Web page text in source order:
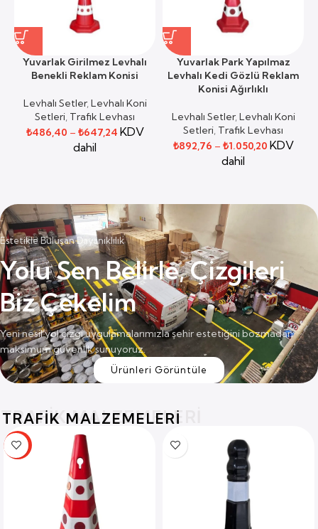
Yuvarlak Girilmez Levhalı
Benekli Reklam Konisi
Levhalı Setler,Levhalı Koni
Setleri, Trafik Levhası
₺486,40 – ₺647,24 KDV
dahil
Yuvarlak Park Yapılmaz
Levhalı Kedi Gözlü Reklam
Konisi Ağırlıklı
Levhalı Setler,Levhalı Koni
Setleri, Trafik Levhası
₺892,76 – ₺1.050,20 KDV
dahil
Estetikle Buluşan Dayanıklılık
Yolu Sen Belirle, Çizgileri
Biz Çekelim
Yeni nesil yol çizgi uygulamalarımızla şehir estetiğini bozmadan
maksimum güvenlik sunuyoruz.
Ürünleri Görüntüle
TRAFİK MALZEMELERİ
TRAFİK MALZEMELERİ
-19%